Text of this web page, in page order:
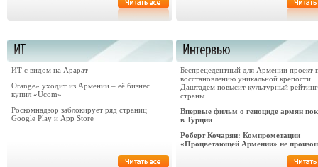
ИТ с видом на Арарат
Orange» уходит из Армении – её бизнес
купил «Ucom»
Роскомнадзор заблокирует ряд страниц
Google Play и App Store
Беспрецедентный для Армении проект
восстановлению уникальной крепости
Даштадем повысит культурный рейтинг
страны
Впервые фильм о геноциде армян
в Турции
Роберт Кочарян: Компрометации
«Процветающей Армении» не